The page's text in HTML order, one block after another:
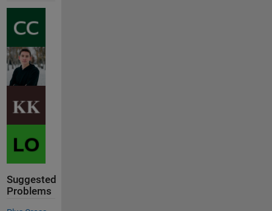
Suggested
Problems